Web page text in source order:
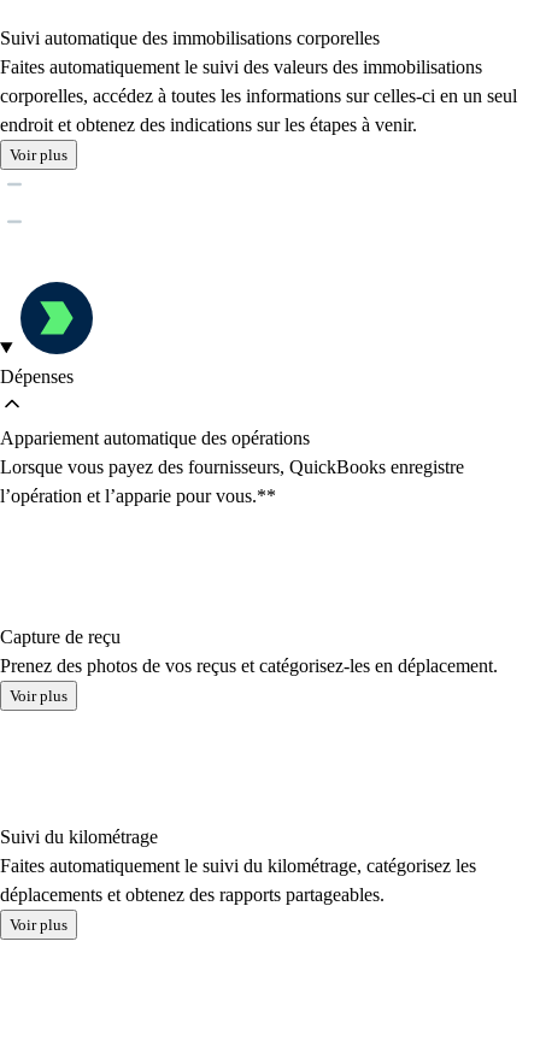
Suivi automatique des immobilisations corporelles
Faites automatiquement le suivi des valeurs des immobilisations
corporelles, accédez à toutes les informations sur celles-ci en un seul
endroit et obtenez des indications sur les étapes à venir.
Voir plus
Dépenses
Appariement automatique des opérations
Lorsque vous payez des fournisseurs, QuickBooks enregistre
l’opération et l’apparie pour vous.**
Capture de reçu
Prenez des photos de vos reçus et catégorisez-les en déplacement.
Voir plus
Suivi du kilométrage
Faites automatiquement le suivi du kilométrage, catégorisez les
déplacements et obtenez des rapports partageables.
Voir plus